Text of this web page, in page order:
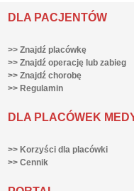
DLA PACJENTÓW
>> Znajdź placówkę
>> Znajdź operację lub zabieg
>> Znajdź chorobę
>> Regulamin
DLA PLACÓWEK
>> Korzyści dla placówki
>> Cennik